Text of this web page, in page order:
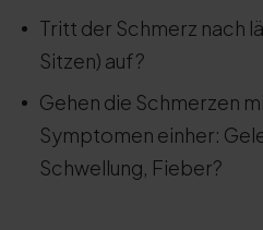
Tritt der Schmerz nach
Sitzen) auf?
Gehen die Schmerzen
Symptomen einher:
Schwellung, Fieber?